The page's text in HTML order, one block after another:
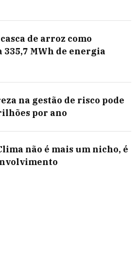
de arroz como
335,7 MWh de energia
na gestão de risco pode
por ano
não é mais um nicho, é